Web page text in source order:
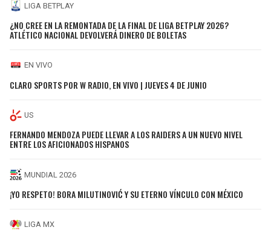
LIGA BETPLAY
¿NO CREE EN LA REMONTADA DE LA FINAL DE LIGA BETPLAY 2026?
ATLÉTICO NACIONAL DEVOLVERÁ DINERO DE BOLETAS
EN VIVO
CLARO SPORTS POR W RADIO, EN VIVO | JUEVES 4 DE JUNIO
US
FERNANDO MENDOZA PUEDE LLEVAR A LOS RAIDERS A UN NUEVO NIVEL
ENTRE LOS AFICIONADOS HISPANOS
MUNDIAL 2026
¡YO RESPETO! BORA MILUTINOVIĆ Y SU ETERNO VÍNCULO CON MÉXICO
LIGA MX